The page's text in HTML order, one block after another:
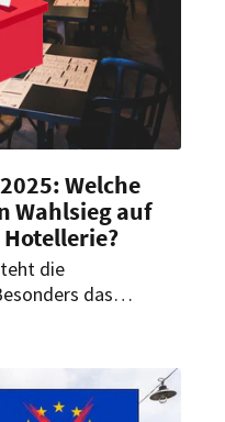
Welche
Wahlsieg auf
die
das
würde ein SPD-